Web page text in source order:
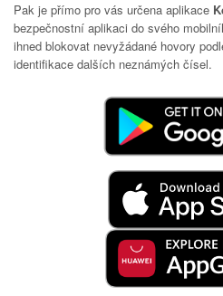
Pak je přímo pro vás určena aplikace
bezpečnostní aplikaci do svého
ihned blokovat nevyžádané hovory
identifikace dalších neznámých čísel.